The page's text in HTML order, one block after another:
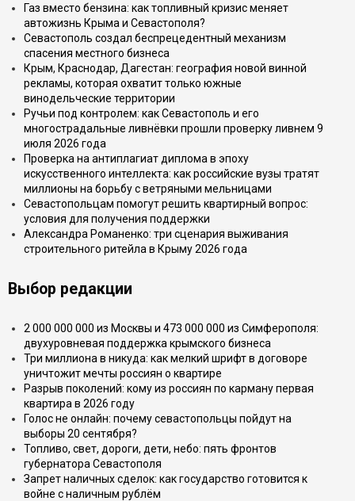
Газ вместо бензина: как топливный кризис меняет
автожизнь Крыма и Севастополя?
Севастополь создал беспрецедентный механизм
спасения местного бизнеса
Крым, Краснодар, Дагестан: география новой винной
рекламы, которая охватит только южные
винодельческие территории
Ручьи под контролем: как Севастополь и его
многострадальные ливнёвки прошли проверку ливнем 9
июля 2026 года
Проверка на антиплагиат диплома в эпоху
искусственного интеллекта: как российские вузы тратят
миллионы на борьбу с ветряными мельницами
Севастопольцам помогут решить квартирный вопрос:
условия для получения поддержки
Александра Романенко: три сценария выживания
строительного ритейла в Крыму 2026 года
Выбор редакции
2 000 000 000 из Москвы и 473 000 000 из Симферополя:
двухуровневая поддержка крымского бизнеса
Три миллиона в никуда: как мелкий шрифт в договоре
уничтожит мечты россиян о квартире
Разрыв поколений: кому из россиян по карману первая
квартира в 2026 году
Голос не онлайн: почему севастопольцы пойдут на
выборы 20 сентября?
Топливо, свет, дороги, дети, небо: пять фронтов
губернатора Севастополя
Запрет наличных сделок: как государство готовится к
войне с наличным рублём